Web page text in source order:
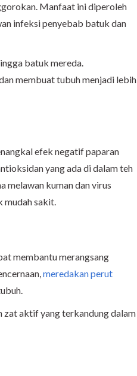
Manfaat ini diperoleh
infeksi penyebab batuk dan
batuk mereda.
membuat tubuh menjadi lebih
efek negatif paparan
yang ada di dalam teh
melawan kuman dan virus
mudah sakit.
membantu merangsang
meredakan perut
zat aktif yang terkandung dalam